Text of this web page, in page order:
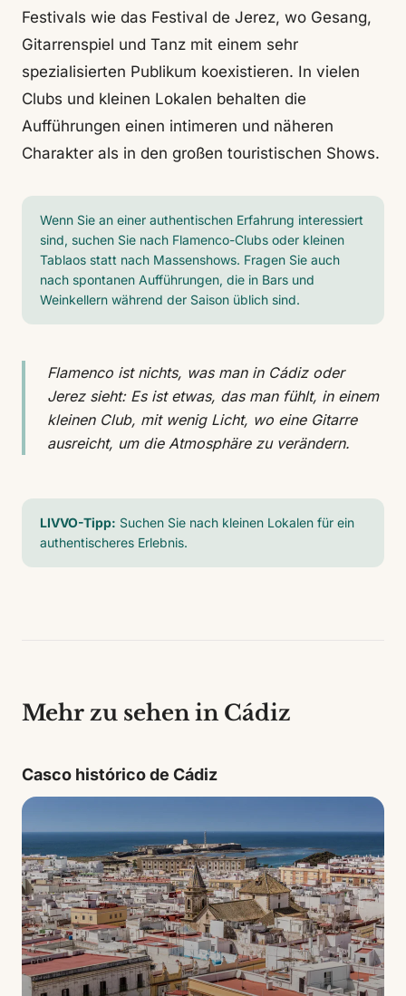
Festivals wie das Festival de Jerez, wo Gesang,
Gitarrenspiel und Tanz mit einem sehr
spezialisierten Publikum koexistieren. In vielen
Clubs und kleinen Lokalen behalten die
Aufführungen einen intimeren und näheren
Charakter als in den großen touristischen Shows.
Wenn Sie an einer authentischen Erfahrung interessiert
sind, suchen Sie nach Flamenco-Clubs oder kleinen
Tablaos statt nach Massenshows. Fragen Sie auch
nach spontanen Aufführungen, die in Bars und
Weinkellern während der Saison üblich sind.
Flamenco ist nichts, was man in Cádiz oder
Jerez sieht: Es ist etwas, das man fühlt, in einem
kleinen Club, mit wenig Licht, wo eine Gitarre
ausreicht, um die Atmosphäre zu verändern.
LIVVO-Tipp: Suchen Sie nach kleinen Lokalen für ein
authentischeres Erlebnis.
Mehr zu sehen in Cádiz
Casco histórico de Cádiz